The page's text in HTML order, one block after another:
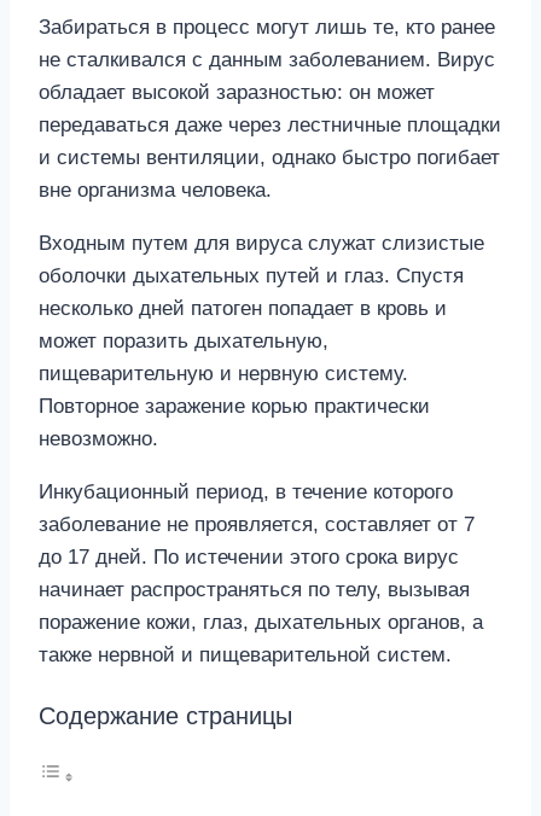
Забираться в процесс могут лишь те, кто ранее
не сталкивался с данным заболеванием. Вирус
обладает высокой заразностью: он может
передаваться даже через лестничные площадки
и системы вентиляции, однако быстро погибает
вне организма человека.
Входным путем для вируса служат слизистые
оболочки дыхательных путей и глаз. Спустя
несколько дней патоген попадает в кровь и
может поразить дыхательную,
пищеварительную и нервную систему.
Повторное заражение корью практически
невозможно.
Инкубационный период, в течение которого
заболевание не проявляется, составляет от 7
до 17 дней. По истечении этого срока вирус
начинает распространяться по телу, вызывая
поражение кожи, глаз, дыхательных органов, а
также нервной и пищеварительной систем.
Содержание страницы